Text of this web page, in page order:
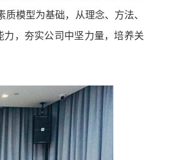
模型为基础，从理念、方法、
，夯实公司中坚力量，培养关